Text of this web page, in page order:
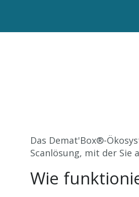
Das Demat'Box®-
Scanlösung, mit der Sie
Wie